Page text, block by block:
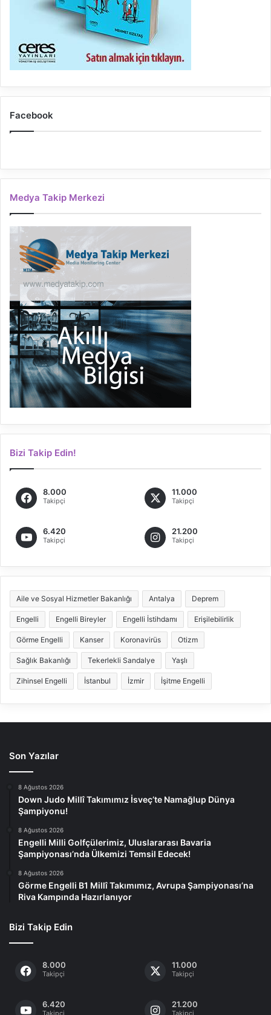
Facebook
Medya Takip Merkezi
Bizi Takip Edin!
8.000
Takipçi
11.000
Takipçi
6.420
Takipçi
21.200
Takipçi
Aile ve Sosyal Hizmetler Bakanlığı Antalya Deprem
Engelli Engelli Bireyler Engelli İstihdamı Erişilebilirlik
Görme Engelli Kanser Koronavirüs Otizm
Sağlık Bakanlığı Tekerlekli Sandalye Yaşlı
Zihinsel Engelli İstanbul İzmir İşitme Engelli
Son Yazılar
8 Ağustos 2026
Down Judo Millî Takımımız İsveç’te Namağlup Dünya
Şampiyonu!
8 Ağustos 2026
Engelli Milli Golfçülerimiz, Uluslararası Bavaria
Şampiyonası’nda Ülkemizi Temsil Edecek!
8 Ağustos 2026
Görme Engelli B1 Millî Takımımız, Avrupa Şampiyonası’na
Riva Kampında Hazırlanıyor
Bizi Takip Edin
8.000
Takipçi
11.000
Takipçi
6.420
Takipçi
21.200
Takipçi